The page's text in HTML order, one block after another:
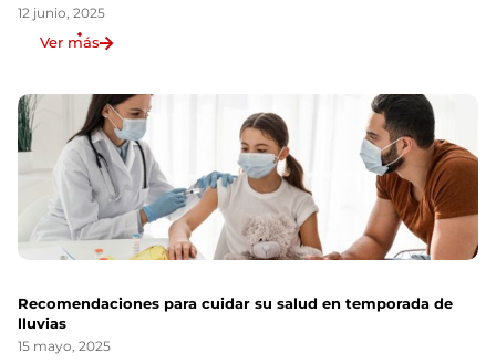
12 junio, 2025
Ver más
Recomendaciones para cuidar su salud en temporada de
lluvias
15 mayo, 2025